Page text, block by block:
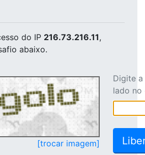
do IP 216.73.216.11,
abaixo.
[trocar imagem]
Digite
lado no